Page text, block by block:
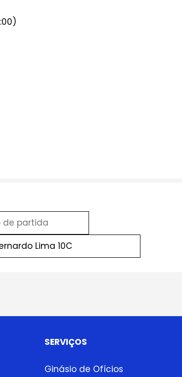
SERVIÇOS
Ginásio de Ofícios